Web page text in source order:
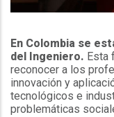
En Colombia se
del Ingeniero. Esta
reconocer a los
innovación y
tecnológicos e
problemáticas